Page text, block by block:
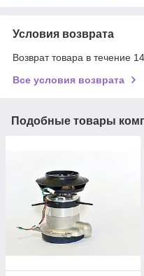
Условия возврата
Возврат товара в течение
Все условия возврата
Подобные товары